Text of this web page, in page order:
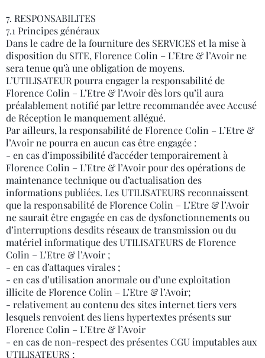
7. RESPONSABILITES
7.1 Principes généraux
Dans le cadre de la fourniture des SERVICES et la mise à
disposition du SITE, Florence Colin – L’Etre & l’Avoir ne
sera tenue qu’à une obligation de moyens.
L’UTILISATEUR pourra engager la responsabilité de
Florence Colin – L’Etre & l’Avoir dès lors qu’il aura
préalablement notifié par lettre recommandée avec Accusé
de Réception le manquement allégué.
Par ailleurs, la responsabilité de Florence Colin – L’Etre &
l’Avoir ne pourra en aucun cas être engagée :
- en cas d’impossibilité d’accéder temporairement à
Florence Colin – L’Etre & l’Avoir pour des opérations de
maintenance technique ou d’actualisation des
informations publiées. Les UTILISATEURS reconnaissent
que la responsabilité de Florence Colin – L’Etre & l’Avoir
ne saurait être engagée en cas de dysfonctionnements ou
d’interruptions desdits réseaux de transmission ou du
matériel informatique des UTILISATEURS de Florence
Colin – L’Etre & l’Avoir ;
- en cas d’attaques virales ;
- en cas d’utilisation anormale ou d’une exploitation
illicite de Florence Colin – L’Etre & l’Avoir;
- relativement au contenu des sites internet tiers vers
lesquels renvoient des liens hypertextes présents sur
Florence Colin – L’Etre & l’Avoir
- en cas de non-respect des présentes CGU imputables aux
UTILISATEURS ;